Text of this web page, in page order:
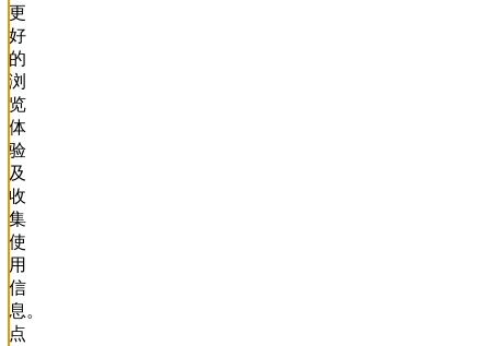
更
好
的
浏
览
体
验
及
收
集
使
用
信
息。
点